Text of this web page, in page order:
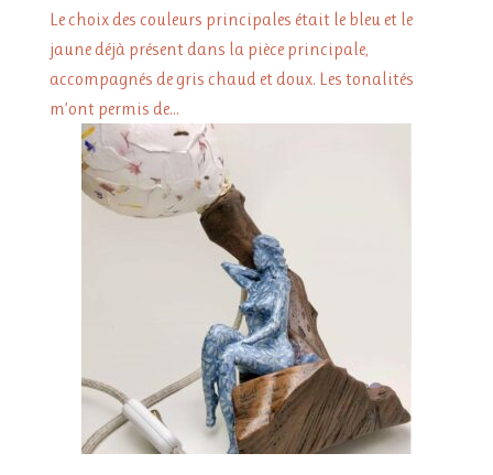
Le choix des couleurs principales était le bleu et le
jaune déjà présent dans la pièce principale,
accompagnés de gris chaud et doux. Les tonalités
m’ont permis de...